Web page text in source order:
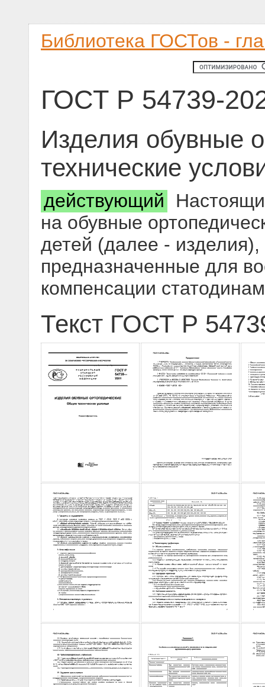
Библиотека ГОСТов -
ГОСТ Р 54739-
Изделия обувные
технические
действующий
на обувные
детей (далее -
предназначенные для
компенсации
Текст ГОСТ Р